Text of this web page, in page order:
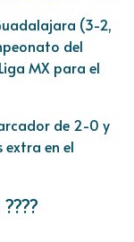
(3-2,
del
MX para el
de 2-0 y
en el
????